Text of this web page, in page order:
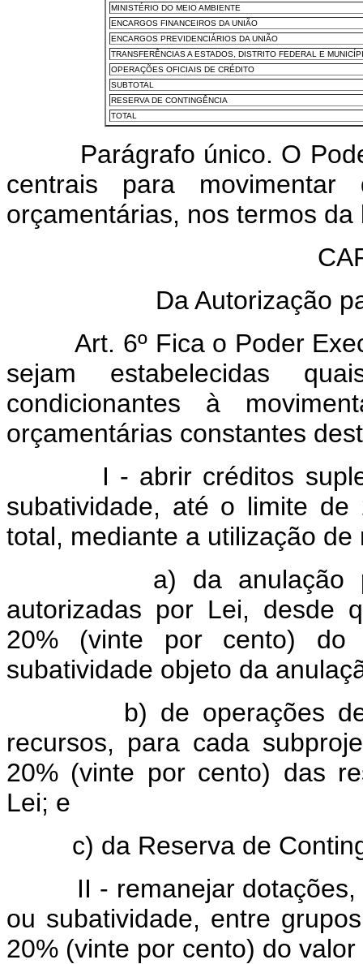
MINISTÉRIO DO MEIO AMBIENTE
ENCARGOS FINANCEIROS DA UNIÃO
ENCARGOS PREVIDENCIÁRIOS DA UNIÃO
TRANSFERÊNCIAS A ESTADOS, DISTRITO FEDERAL E
OPERAÇÕES OFICIAIS DE CRÉDITO
SUBTOTAL
RESERVA DE CONTINGÊNCIA
TOTAL
Parágrafo único. O Poder
centrais para movimentar
orçamentárias, nos termos
Da Autorização
Art. 6º Fica o Poder
sejam estabelecidas
condicionantes à
orçamentárias constantes
I - abrir créditos
subatividade, até o limite
total, mediante a utilização
a) da anulação
autorizadas por Lei, desde
20% (vinte por cento)
subatividade objeto da
b) de operações de
recursos, para cada
20% (vinte por cento) das
Lei; e
c) da Reserva de
II - remanejar dotações,
ou subatividade, entre
20% (vinte por cento) do